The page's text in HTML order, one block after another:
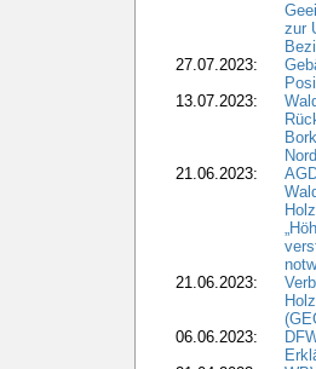
zur
27.07.2023:
13.07.2023:
21.06.2023:
21.06.2023:
06.06.2023: